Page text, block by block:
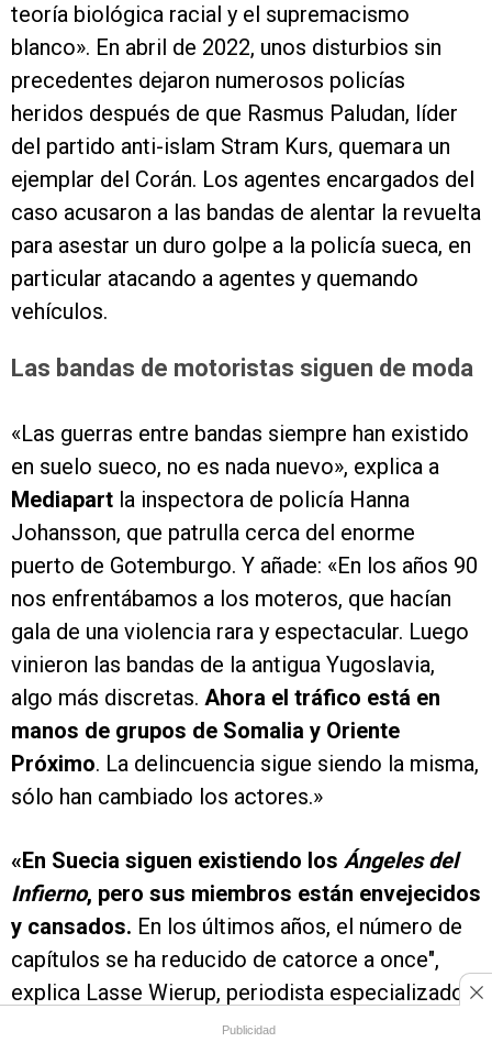
teoría biológica racial y el supremacismo
blanco». En abril de 2022, unos disturbios sin
precedentes dejaron numerosos policías
heridos después de que Rasmus Paludan, líder
del partido anti-islam Stram Kurs, quemara un
ejemplar del Corán. Los agentes encargados del
caso acusaron a las bandas de alentar la revuelta
para asestar un duro golpe a la policía sueca, en
particular atacando a agentes y quemando
vehículos.
Las bandas de motoristas siguen de moda
«Las guerras entre bandas siempre han existido
en suelo sueco, no es nada nuevo», explica a
Mediapart la inspectora de policía Hanna
Johansson, que patrulla cerca del enorme
puerto de Gotemburgo. Y añade: «En los años 90
nos enfrentábamos a los moteros, que hacían
gala de una violencia rara y espectacular. Luego
vinieron las bandas de la antigua Yugoslavia,
algo más discretas. Ahora el tráfico está en
manos de grupos de Somalia y Oriente
Próximo. La delincuencia sigue siendo la misma,
sólo han cambiado los actores.»
«En Suecia siguen existiendo los Ángeles del
Infierno, pero sus miembros están envejecidos
y cansados. En los últimos años, el número de
capítulos se ha reducido de catorce a once",
explica Lasse Wierup, periodista especializado
en asuntos de bandas en Suecia, entrevistado
Publicidad